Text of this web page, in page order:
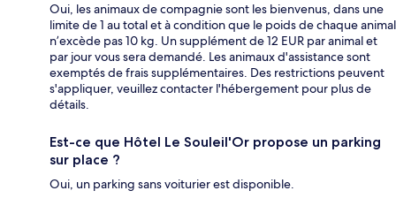
Oui, les animaux de compagnie sont les bienvenus, dans une
limite de 1 au total et à condition que le poids de chaque animal
n’excède pas 10 kg. Un supplément de 12 EUR par animal et
par jour vous sera demandé. Les animaux d'assistance sont
exemptés de frais supplémentaires. Des restrictions peuvent
s'appliquer, veuillez contacter l'hébergement pour plus de
détails.
Est-ce que Hôtel Le Souleil'Or propose un parking
sur place ?
Oui, un parking sans voiturier est disponible.